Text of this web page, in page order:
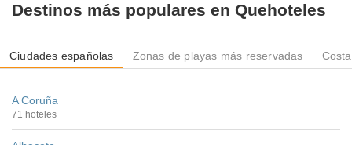
Destinos más populares en Quehoteles
Ciudades españolas Zonas de playas más reservadas
A Coruña
71 hoteles